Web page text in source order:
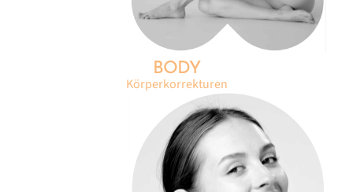
BODY
Körperkorrekturen